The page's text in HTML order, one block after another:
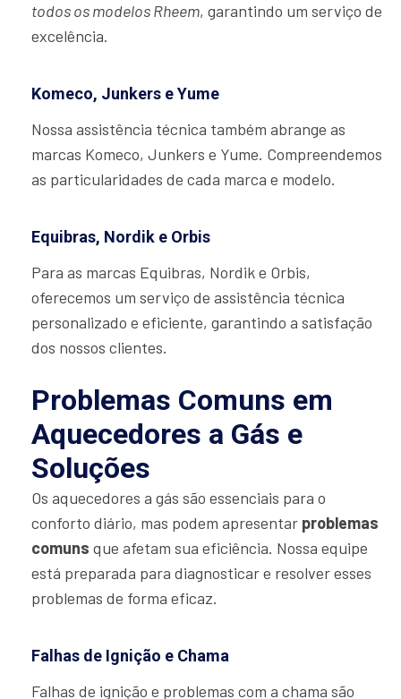
todos os modelos Rheem, garantindo um serviço de
excelência.
Komeco, Junkers e Yume
Nossa assistência técnica também abrange as
marcas Komeco, Junkers e Yume. Compreendemos
as particularidades de cada marca e modelo.
Equibras, Nordik e Orbis
Para as marcas Equibras, Nordik e Orbis,
oferecemos um serviço de assistência técnica
personalizado e eficiente, garantindo a satisfação
dos nossos clientes.
Problemas Comuns em
Aquecedores a Gás e
Soluções
Os aquecedores a gás são essenciais para o
conforto diário, mas podem apresentar problemas
comuns que afetam sua eficiência. Nossa equipe
está preparada para diagnosticar e resolver esses
problemas de forma eficaz.
Falhas de Ignição e Chama
Falhas de ignição e problemas com a chama são